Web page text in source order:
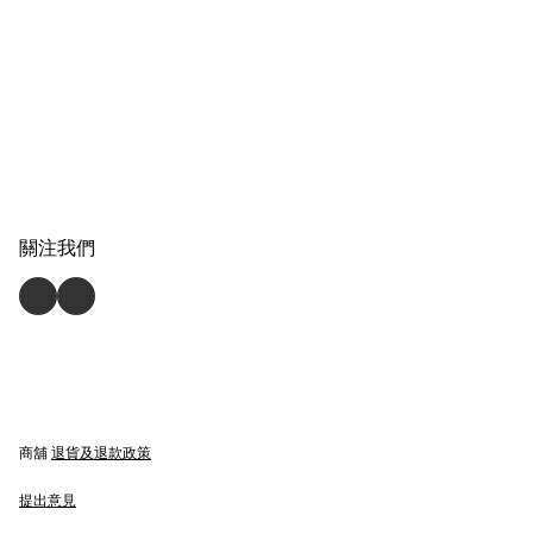
關注我們
商舖 退貨及退款政策
提出意見